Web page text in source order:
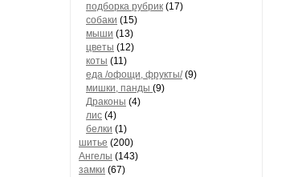
подборка рубрик (17)
собаки (15)
мыши (13)
цветы (12)
коты (11)
еда /офощи, фрукты/(9)
мишки, панды (9)
Драконы (4)
лис (4)
белки (1)
шитье (200)
Ангелы (143)
замки (67)